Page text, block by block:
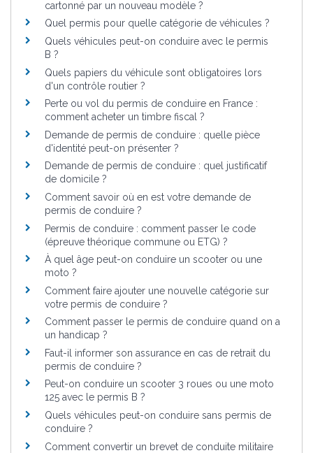
cartonné par un nouveau modèle ?
Quel permis pour quelle catégorie de véhicules ?
Quels véhicules peut-on conduire avec le permis
B ?
Quels papiers du véhicule sont obligatoires lors
d'un contrôle routier ?
Perte ou vol du permis de conduire en France :
comment acheter un timbre fiscal ?
Demande de permis de conduire : quelle pièce
d'identité peut-on présenter ?
Demande de permis de conduire : quel justificatif
de domicile ?
Comment savoir où en est votre demande de
permis de conduire ?
Permis de conduire : comment passer le code
(épreuve théorique commune ou ETG) ?
À quel âge peut-on conduire un scooter ou une
moto ?
Comment faire ajouter une nouvelle catégorie sur
votre permis de conduire ?
Comment passer le permis de conduire quand on a
un handicap ?
Faut-il informer son assurance en cas de retrait du
permis de conduire ?
Peut-on conduire un scooter 3 roues ou une moto
125 avec le permis B ?
Quels véhicules peut-on conduire sans permis de
conduire ?
Comment convertir un brevet de conduite militaire